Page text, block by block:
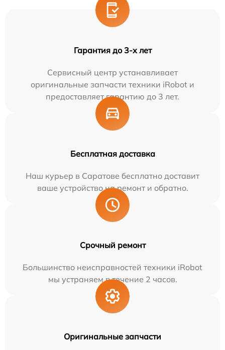
Гарантия до 3-х лет
Сервисный центр устанавливает
оригинальные запчасти техники iRobot и
предоставляет гарантию до 3 лет.
Бесплатная доставка
Наш курьер в Саратове бесплатно доставит
ваше устройство на ремонт и обратно.
Срочный ремонт
Большинство неисправностей техники iRobot
мы устраняем в течение 2 часов.
Оригинальные запчасти